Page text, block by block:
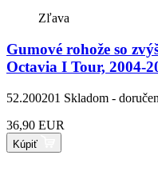
Zľava
Gumové rohože so
Octavia I Tour, 2004-
52.200201 Skladom -
36,90 EUR
Kúpiť